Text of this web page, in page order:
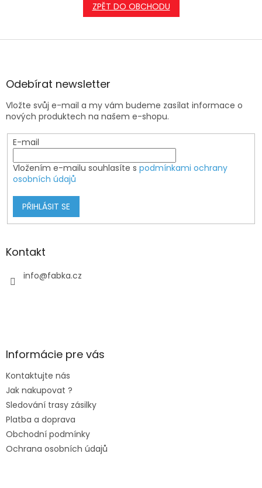
ZPĚT DO OBCHODU
Z
aOdebírat newsletter
Vložte svůj e-mail a my vám budeme zasílat informace o
nových produktech na našem e-shopu.
E-mail
Vložením e-mailu souhlasíte s podmínkami ochrany
osobních údajů
PŘIHLÁSIT SE
Kontakt
info@fabka.cz
Informácie pre vás
Kontaktujte nás
Jak nakupovat ?
Sledování trasy zásilky
Platba a doprava
Obchodní podmínky
Ochrana osobních údajů